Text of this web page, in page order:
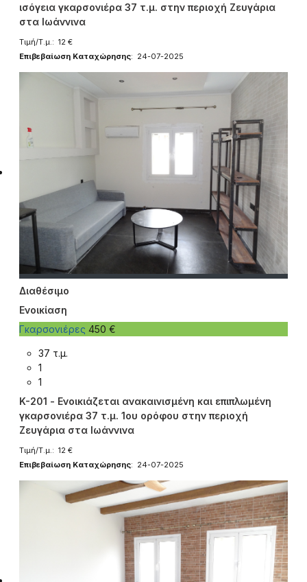
ισόγεια γκαρσονιέρα 37 τ.μ. στην περιοχή Ζευγάρια
στα Ιωάννινα
Τιμή/Τ.μ.: 12 €
Επιβεβαίωση Καταχώρησης: 24-07-2025
Διαθέσιμο
Ενοικίαση
Γκαρσονιέρες 450 €
37 τ.μ.
1
1
K-201 - Ενοικιάζεται ανακαινισμένη και επιπλωμένη
γκαρσονιέρα 37 τ.μ. 1ου ορόφου στην περιοχή
Ζευγάρια στα Ιωάννινα
Τιμή/Τ.μ.: 12 €
Επιβεβαίωση Καταχώρησης: 24-07-2025